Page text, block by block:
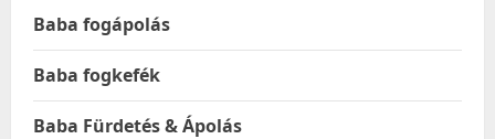
Baba fogápolás
Baba fogkefék
Baba Fürdetés & Ápolás